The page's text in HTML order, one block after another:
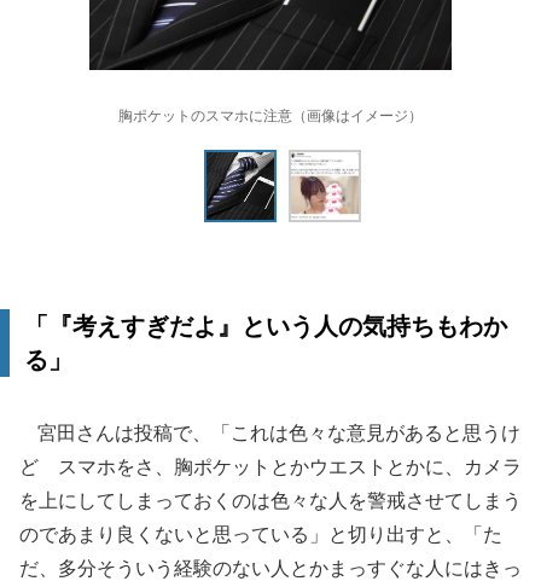
胸ポケットのスマホに注意（画像はイメージ）
「『考えすぎだよ』という人の気持ちもわか
る」
宮田さんは投稿で、「これは色々な意見があると思うけ
ど スマホをさ、胸ポケットとかウエストとかに、カメラ
を上にしてしまっておくのは色々な人を警戒させてしまう
のであまり良くないと思っている」と切り出すと、「た
だ、多分そういう経験のない人とかまっすぐな人にはきっ